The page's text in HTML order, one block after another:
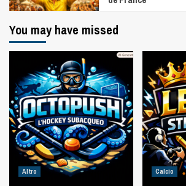
You may have missed
Altro Calcio